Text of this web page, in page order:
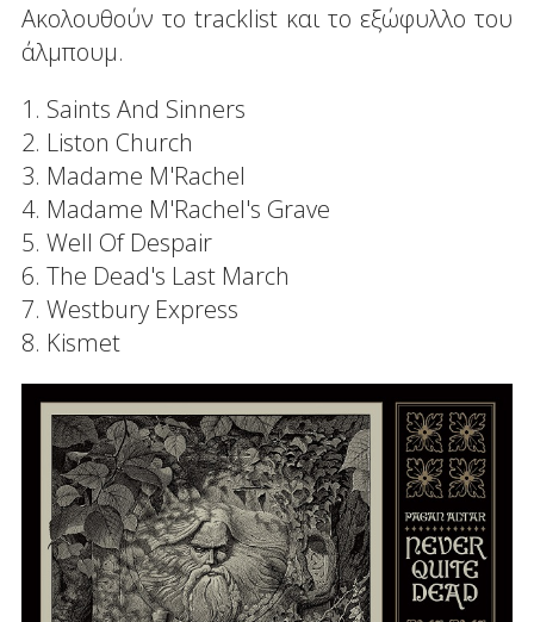
Ακολουθούν το tracklist και το εξώφυλλο του
άλμπουμ.
1. Saints And Sinners
2. Liston Church
3. Madame M'Rachel
4. Madame M'Rachel's Grave
5. Well Of Despair
6. The Dead's Last March
7. Westbury Express
8. Kismet